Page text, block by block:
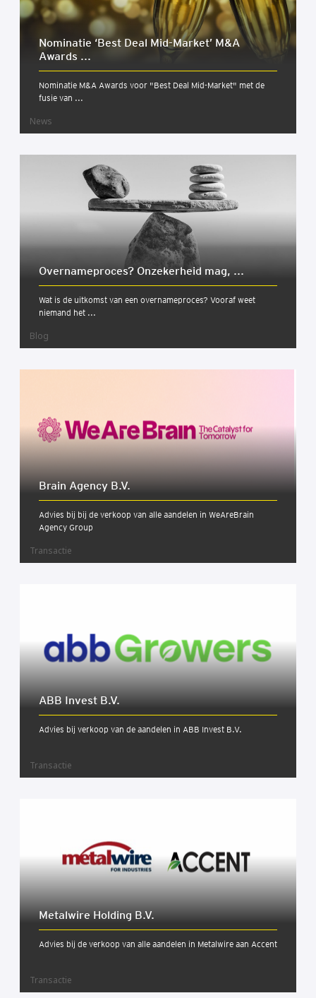
Nomi­na­tie ‘Best Deal Mid-Mar­ket’ M&A
Awards ...
Nominatie M&A Awards voor "Best Deal Mid-Market" met de
fusie van ...
News
Over­na­me­pro­ces? Onze­ker­heid mag, ...
Wat is de uitkomst van een overnameproces? Vooraf weet
niemand het ...
Blog
Brain Agen­cy B.V.
Advies bij bij de verkoop van alle aandelen in WeAreBrain
Agency Group
Transactie
ABB Invest B.V.
Advies bij verkoop van de aandelen in ABB Invest B.V.
Transactie
Metal­wi­re Hol­ding B.V.
Advies bij de verkoop van alle aandelen in Metalwire aan Accent
Transactie